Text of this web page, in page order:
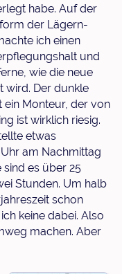
habe. Auf der
der Lägern-
ich einen
und
wie die neue
wird. Der dunkle
ein Monteur, der von
ist wirklich riesig.
etwas
am Nachmittag
sind es über 25
Stunden. Um halb
schon
keine dabei. Also
machen. Aber